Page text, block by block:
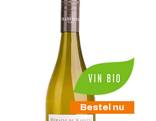
Bestel nu